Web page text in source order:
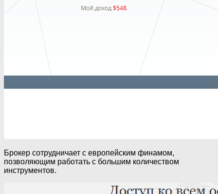
Брокер сотрудничает с европейским финамом,
позволяющим работать с большим количеством
инструментов.